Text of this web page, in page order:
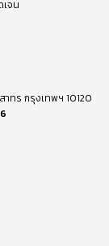
จน
ทร กรุงเทพฯ 10120